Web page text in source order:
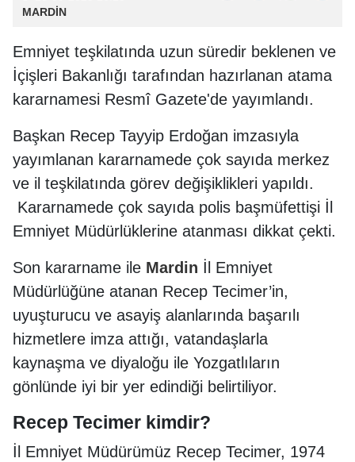
MARDİN
Emniyet teşkilatında uzun süredir beklenen ve
İçişleri Bakanlığı tarafından hazırlanan atama
kararnamesi Resmî Gazete'de yayımlandı.
Başkan Recep Tayyip Erdoğan imzasıyla
yayımlanan kararnamede çok sayıda merkez
ve il teşkilatında görev değişiklikleri yapıldı.
Kararnamede çok sayıda polis başmüfettişi İl
Emniyet Müdürlüklerine atanması dikkat çekti.
Son kararname ile Mardin İl Emniyet
Müdürlüğüne atanan Recep Tecimer’in,
uyuşturucu ve asayiş alanlarında başarılı
hizmetlere imza attığı, vatandaşlarla
kaynaşma ve diyaloğu ile Yozgatlıların
gönlünde iyi bir yer edindiği belirtiliyor.
Recep Tecimer kimdir?
İl Emniyet Müdürümüz Recep Tecimer, 1974